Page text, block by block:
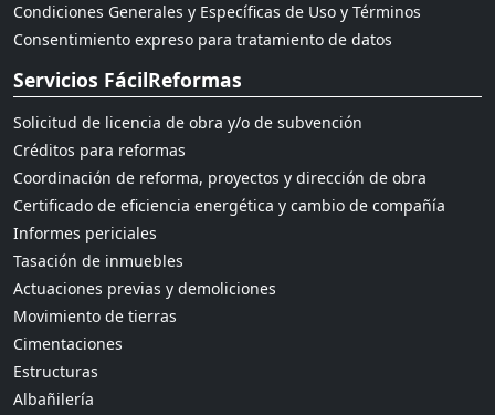
Condiciones Generales y Específicas de Uso y Términos
Consentimiento expreso para tratamiento de datos
Servicios FácilReformas
Solicitud de licencia de obra y/o de subvención
Créditos para reformas
Coordinación de reforma, proyectos y dirección de obra
Certificado de eficiencia energética y cambio de compañía
Informes periciales
Tasación de inmuebles
Actuaciones previas y demoliciones
Movimiento de tierras
Cimentaciones
Estructuras
Albañilería